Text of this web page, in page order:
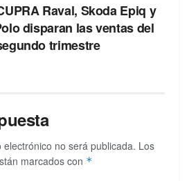
Raval, Skoda Epiq y
disparan las ventas del
trimestre
no será publicada. Los
marcados con *